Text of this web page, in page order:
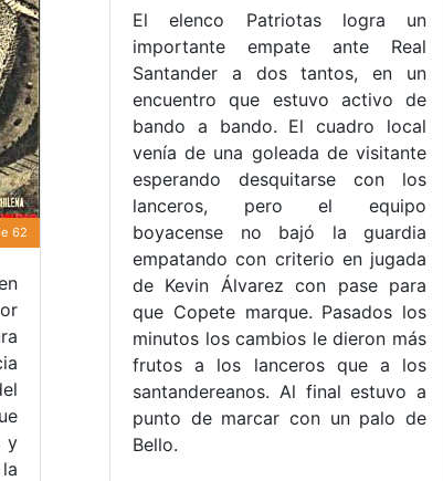
62
y
El elenco Patriotas logra un
importante empate ante Real
Santander a dos tantos, en un
encuentro que estuvo activo de
bando a bando. El cuadro local
venía de una goleada de visitante
esperando desquitarse con los
lanceros, pero el equipo
boyacense no bajó la guardia
empatando con criterio en jugada
de Kevin Álvarez con pase para
que Copete marque. Pasados los
minutos los cambios le dieron más
frutos a los lanceros que a los
santandereanos. Al final estuvo a
punto de marcar con un palo de
Bello.